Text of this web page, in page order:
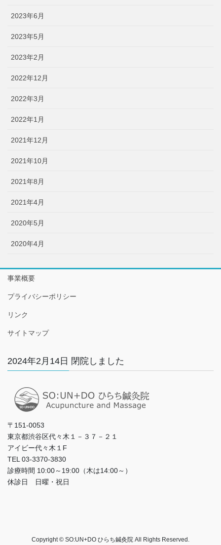
2023年6月
2023年5月
2023年2月
2022年12月
2022年3月
2022年1月
2021年12月
2021年10月
2021年8月
2021年4月
2020年5月
2020年4月
事業概要
プライバシーポリシー
リンク
サイトマップ
2024年2月14日 閉院しました
〒151-0053
東京都渋谷区代々木１－３７－２１
アイビー代々木１F
TEL 03-3370-3830
診療時間 10:00～19:00（木は14:00～）
休診日 日曜・祝日
Copyright © SO:UN+DO ひらち鍼灸院 All Rights Reserved.